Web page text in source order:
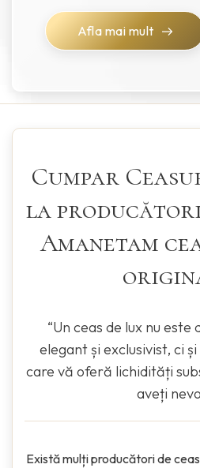
Afla mai mult
Cumpar
la producători
Amanetam
“Un ceas de lux nu este
elegant și exclusivist, ci
care vă oferă lichidități
aveți
Există mulți producători de